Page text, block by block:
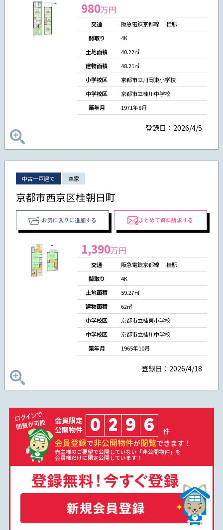
980万円
交通
阪急電鉄京都線 桂駅
間取り
4K
土地面積
40.22㎡
建物面積
48.21㎡
小学校区
京都市立川岡東小学校
中学校区
京都市立桂川中学校
築年月
1971年8月
登録日：2026/4/5
中古一戸建て 空家
京都市西京区桂朝日町
お気に入りに追加する まとめて資料請求する
1,390万円
交通
阪急電鉄京都線 桂駅
間取り
4K
土地面積
59.27㎡
建物面積
62㎡
小学校区
京都市立桂東小学校
中学校区
京都市立桂川中学校
築年月
1965年10月
登録日：2026/4/18
会員限定
公開物件
0 2 9 6 件
会員登録で非公開物件が閲覧できます！
売主様のご要望で公開していない「非公開物件」を
会員様だけに限定公開しています！